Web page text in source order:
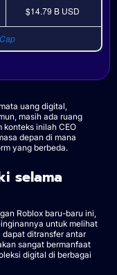
$14.79 B USD
uang digital,
masih ada ruang
konteks inilah CEO
depan di mana
yang berbeda.
selama
Roblox baru-baru ini,
untuk melihat
ditransfer antar
sangat bermanfaat
digital di berbagai